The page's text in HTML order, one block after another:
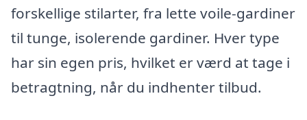
forskellige stilarter, fra lette voile-gardiner
til tunge, isolerende gardiner. Hver type
har sin egen pris, hvilket er værd at tage i
betragtning, når du indhenter tilbud.